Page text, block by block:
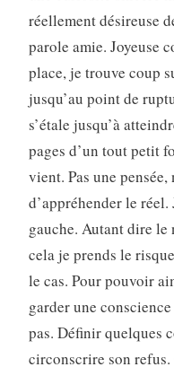
réellement désireuse
parole amie. Joyeuse
place, je trouve coup
jusqu’au point de
s’étale jusqu’à
pages d’un tout petit
vient. Pas une
d’appréhender le
gauche. Autant dire le
cela je prends le
le cas. Pour pouvoir
garder une
pas. Définir quelques
circonscrire son refus.